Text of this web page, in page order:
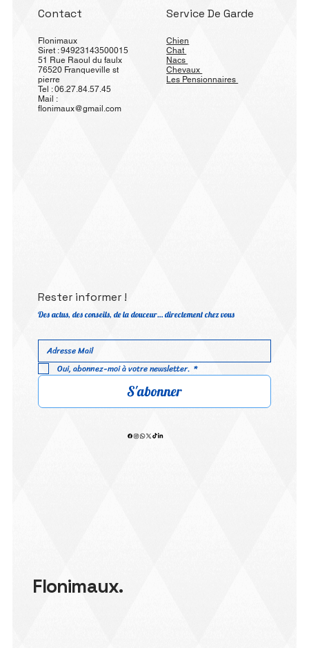
Contact
Flonimaux
Siret : 94923143500015
51 Rue Raoul du faulx
76520 Franqueville st
pierre
Tel : 06.27.84.57.45
Mail :
flonimaux@gmail.com
Service De Garde
Chien
Chat
Nacs
Chevaux
Les Pensionnaires
Rester informer !
Des actus, des conseils, de la douceur… directement chez vous
Oui, abonnez-moi à votre newsletter. *
S'abonner
Flonimaux.